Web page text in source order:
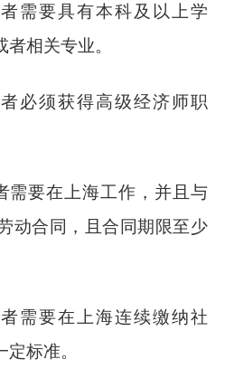
需要具有本科及以上学
相关专业。
必须获得高级经济师职
需要在上海工作，并且与
动合同，且合同期限至少
需要在上海连续缴纳社
标准。